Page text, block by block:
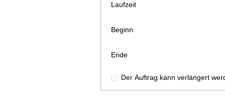
Laufzeit
Beginn
Ende
Der Auftrag kann verlängert